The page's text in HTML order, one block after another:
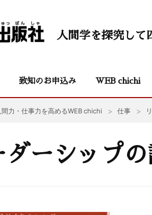
人間学を探究して
致知のお申込み WEB chichi
間力・仕事力を高めるWEB chichi 仕事
ダーシップ